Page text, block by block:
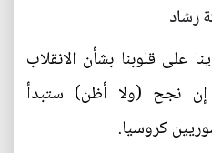
رشاد
على قلوبنا بشأن الانقلاب
إن نجح (ولا أظن) ستبدأ
كروسيا.